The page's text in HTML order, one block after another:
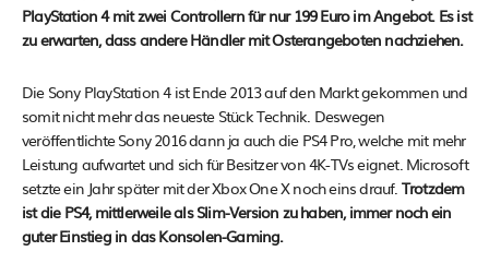
PlayStation 4 mit zwei Controllern für nur 199 Euro im Angebot. Es ist
zu erwarten, dass andere Händler mit Osterangeboten nachziehen.
Die Sony PlayStation 4 ist Ende 2013 auf den Markt gekommen und
somit nicht mehr das neueste Stück Technik. Deswegen
veröffentlichte Sony 2016 dann ja auch die PS4 Pro, welche mit mehr
Leistung aufwartet und sich für Besitzer von 4K-TVs eignet. Microsoft
setzte ein Jahr später mit der Xbox One X noch eins drauf. Trotzdem
ist die PS4, mittlerweile als Slim-Version zu haben, immer noch ein
guter Einstieg in das Konsolen-Gaming.